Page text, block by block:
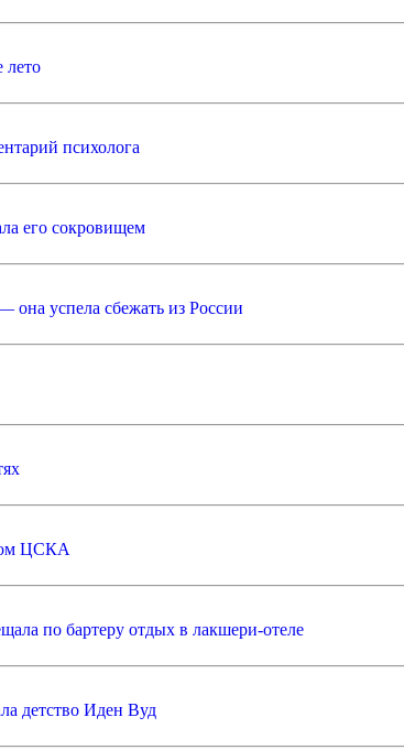
лето
психолога
его сокровищем
успела сбежать из России
ЦСКА
по бартеру отдых в лакшери-отеле
детство Иден Вуд